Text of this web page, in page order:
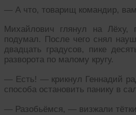
— А что, товарищ командир,
Михайлович глянул на
подумал. После чего снял
двадцать градусов, пике
разворота по малому кругу.
— Есть! — крикнул Геннадий
способа остановить панику в
— Разобьёмся, — визжали